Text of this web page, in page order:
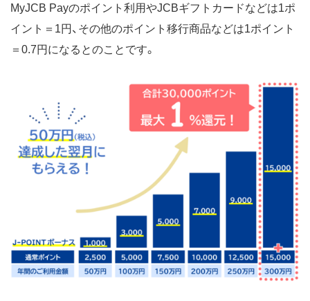
MyJCB Payのポイント利用やJCBギフトカードなどは1ポ
イント＝1円、その他のポイント移行商品などは1ポイント
＝0.7円になるとのことです。